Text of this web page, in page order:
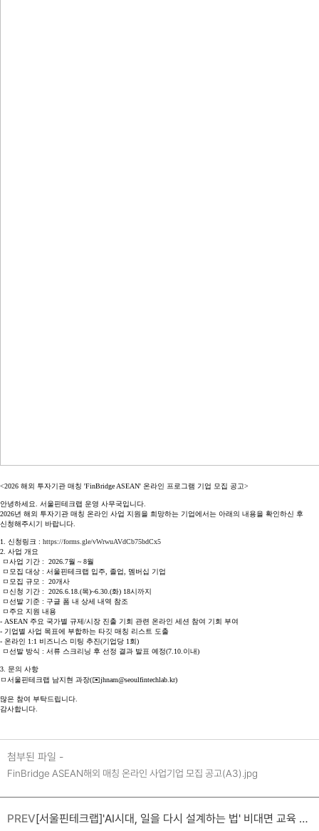
<2026 해외 투자기관 매칭 'FinBridge ASEAN' 온라인 프로그램 기업 모집 공고>
안녕하세요. 서울핀테크랩 운영 사무국입니다.
2026년 해외 투자기관 매칭 온라인 사업 지원을 희망하는 기업에서는 아래의 내용을 확인하신 후
신청해주시기 바랍니다.
1. 신청링크 : https://forms.gle/vWrwuAVdCb75bdCx5
2. 사업 개요
ㅁ사업 기간 : 2026.7월 ~ 8월
ㅁ모집 대상 : 서울핀테크랩 입주, 졸업, 멤버십 기업
ㅁ모집 규모 : 20개사
ㅁ신청 기간 : 2026.6.18.(목)~6.30.(화) 18시까지
ㅁ선발 기준 : 구글 폼 내 상세 내역 참조
ㅁ주요 지원 내용
- ASEAN 주요 국가별 규제/시장 진출 기회 관련 온라인 세션 참여 기회 부여
- 기업별 사업 목표에 부합하는 타깃 매칭 리스트 도출
- 온라인 1:1 비즈니스 미팅 추진(기업당 1회)
ㅁ선발 방식 : 서류 스크리닝 후 선정 결과 발표 예정(7.10.이내)
3. 문의 사항
ㅁ서울핀테크랩 남지현 과장(✉️jhnam@seoulfintechlab.kr)
많은 참여 부탁드립니다.
감사합니다.
첨부된 파일 -
FinBridge ASEAN해외 매칭 온라인 사업기업 모집 공고(A3).jpg
PREV [서울핀테크랩]'AI시대, 일을 다시 설계하는 법' 비대면 교육 모집 (~7.8)